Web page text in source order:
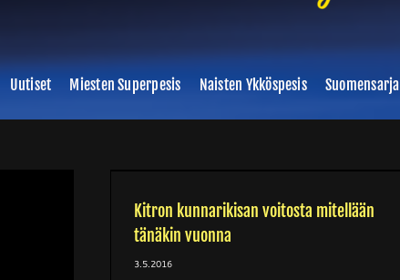
Uutiset Miesten Superpesis Naisten Ykköspesis Suomensarja
Kitron kunnarikisan voitosta mitellään
tänäkin vuonna
3.5.2016